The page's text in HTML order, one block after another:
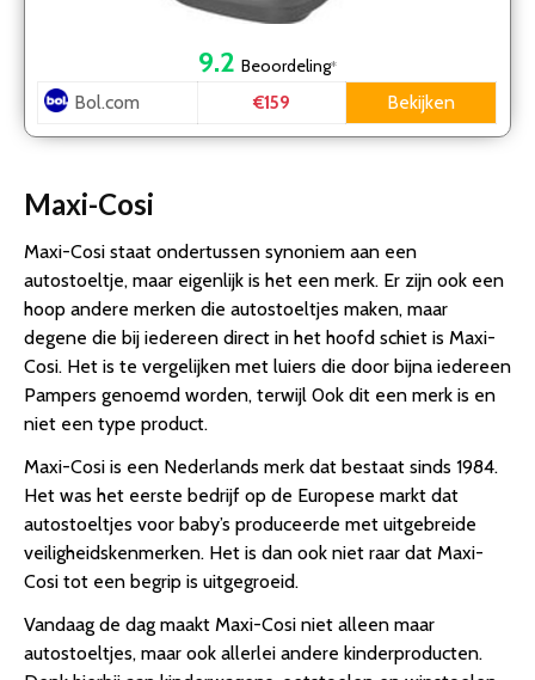
9.2 Beoordeling*
Bol.com €159 Bekijken
Maxi-Cosi
Maxi-Cosi staat ondertussen synoniem aan een
autostoeltje, maar eigenlijk is het een merk. Er zijn ook een
hoop andere merken die autostoeltjes maken, maar
degene die bij iedereen direct in het hoofd schiet is Maxi-
Cosi. Het is te vergelijken met luiers die door bijna iedereen
Pampers genoemd worden, terwijl 0ok dit een merk is en
niet een type product.
Maxi-Cosi is een Nederlands merk dat bestaat sinds 1984.
Het was het eerste bedrijf op de Europese markt dat
autostoeltjes voor baby’s produceerde met uitgebreide
veiligheidskenmerken. Het is dan ook niet raar dat Maxi-
Cosi tot een begrip is uitgegroeid.
Vandaag de dag maakt Maxi-Cosi niet alleen maar
autostoeltjes, maar ook allerlei andere kinderproducten.